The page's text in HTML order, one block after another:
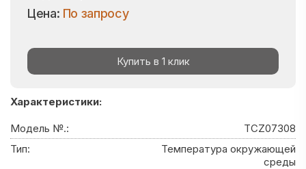
Цена: По запросу
Купить в 1 клик
Характеристики:
Модель №.:
TCZ07308
Тип:
Температура окружающей
среды